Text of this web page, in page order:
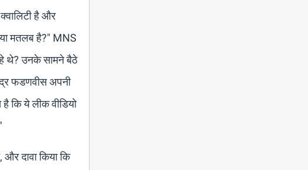
है और
मतलब है?" MNS
थे? उनके सामने बैठे
फडणवीस अपनी
कि ये लीक वीडियो
दावा किया कि